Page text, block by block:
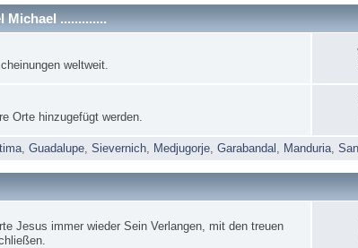
.............
weltweit.
Orte hinzugefügt werden.
,Guadalupe ,Sievernich Medjugorje ,Garabandal Manduria ,
Jesus immer wieder Sein Verlangen, mit den treuen